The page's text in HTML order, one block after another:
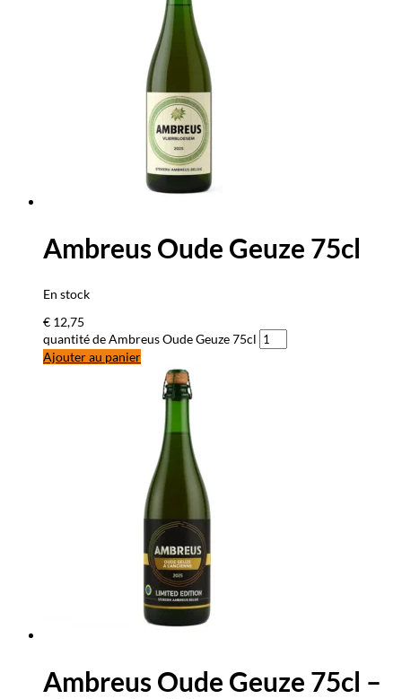
Ambreus Oude Geuze 75cl
En stock
€ 12,75
quantité de Ambreus Oude Geuze 75cl
Ajouter au panier
Ambreus Oude Geuze 75cl –